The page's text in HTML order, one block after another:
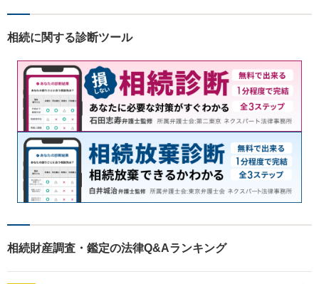
は何か」を常に考え、アドバ
相続に関する診断ツール
相続財産調査・鑑定の法律Q&Aランキング